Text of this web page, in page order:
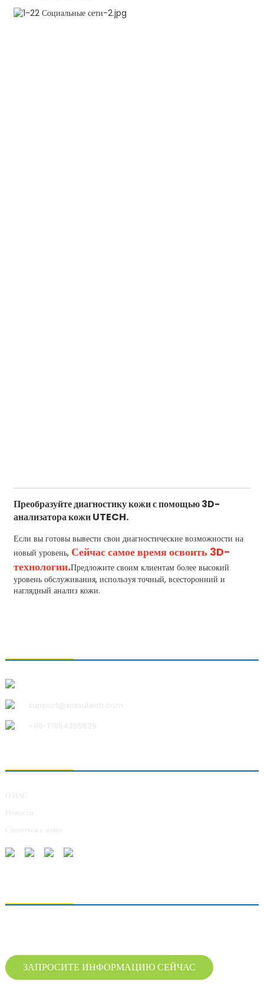
Преобразуйте диагностику кожи с помощью 3D-
анализатора кожи UTECH.
Если вы готовы вывести свои диагностические возможности на
новый уровень, Сейчас самое время освоить 3D-
технологии.Предложите своим клиентам более высокий
уровень обслуживания, используя точный, всесторонний и
наглядный анализ кожи.
support@xiaoutech.com
+86-17854265629
О НАС
Новости
Связаться с нами
ЗАПРОСИТЕ ИНФОРМАЦИЮ СЕЙЧАС